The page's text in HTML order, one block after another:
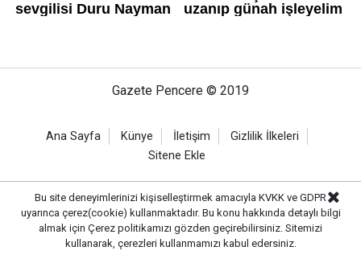
Gazete Pencere © 2019
Ana Sayfa Künye İletişim
Gizlilik İlkeleri
Sitene Ekle
Bu site deneyimlerinizi kişiselleştirmek amacıyla KVKK ve GDPR
uyarınca çerez(cookie) kullanmaktadır. Bu konu hakkında detaylı bilgi
almak için Çerez politikamızı gözden geçirebilirsiniz. Sitemizi
kullanarak, çerezleri kullanmamızı kabul edersiniz.